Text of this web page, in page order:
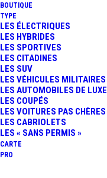
BOUTIQUE
TYPE
LES ÉLECTRIQUES
LES HYBRIDES
LES SPORTIVES
LES CITADINES
LES SUV
LES VÉHICULES MILITAIRES
LES AUTOMOBILES DE LUXE
LES COUPÉS
LES VOITURES PAS CHÈRES
LES CABRIOLETS
LES « SANS PERMIS »
CARTE
PRO